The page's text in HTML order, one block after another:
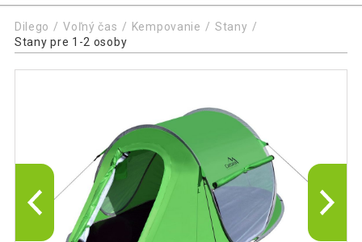
Dilego Voľný čas Kempovanie
Stany
Stany pre 1-2 osoby